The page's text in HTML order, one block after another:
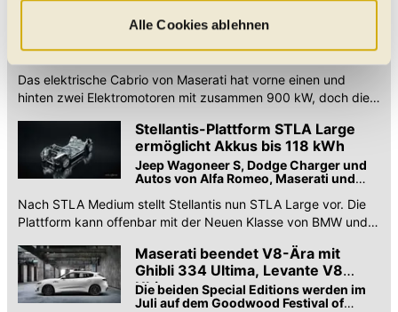
welche Kategorien Sie zulassen möchten. Es werden nur
Daten verarbeitet, für die Sie uns Ihr Einverständnis
geben. Bitte beachten Sie, dass durch eine
Einschränkung womöglich nicht mehr alle
Funktionalitäten der Website zur Verfügung stehen. Sie
können die Einstellungen jederzeit in unserer
Datenschutzerklärunganpassen.
Alle Cookies ablehnen
Maserati GranCabrio Folgore mit
560-kW-Allradantrieb vorgestellt
des Elektro-Zweitürers
Das elektrische Cabrio von Maserati hat vorne einen und
hinten zwei Elektromotoren mit zusammen 900 kW, doch die
Stellantis-Plattform STLA Large
ermöglicht Akkus bis 118 kWh
Jeep Wagoneer S, Dodge Charger und
Autos von Alfa Romeo, Maserati und
Nach STLA Medium stellt Stellantis nun STLA Large vor. Die
Plattform kann offenbar mit der Neuen Klasse von BMW und
Maserati beendet V8-Ära mit
Ghibli 334 Ultima, Levante V8
Ultima
Die beiden Special Editions werden im
Juli auf dem Goodwood Festival of